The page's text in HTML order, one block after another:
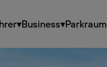
▾Business▾